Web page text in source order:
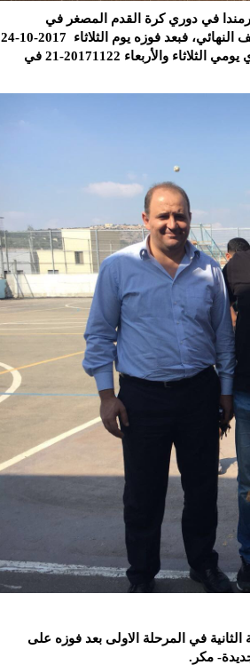
في دوري كرة القدم المصغر في
المنطقة الشمالية حيث حصل على المرتبة الاولى في مرحلة ربع النهائي ونصف النهائي، فبعد فوزه يوم الثلاثاء 2017-10-24
على ثانوية جديدة-مكر تأهل الفريق الى المرحلة النهائية القطرية التي ستجري يومي الثلاثاء والأربعاء 20171122-21 في
في المرحلة الاولى بعد فوزه على
مكر.